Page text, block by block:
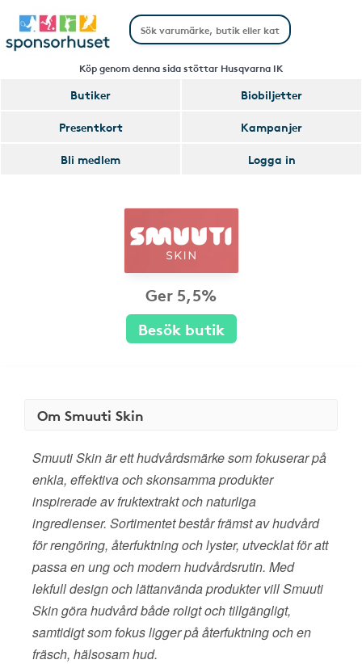
Köp genom denna sida stöttar Husqvarna IK
Butiker
Biobiljetter
Presentkort
Kampanjer
Bli medlem
Logga in
Ger 5,5%
Besök butik
Om Smuuti Skin
Smuuti Skin är ett hudvårdsmärke som fokuserar på
enkla, effektiva och skonsamma produkter
inspirerade av fruktextrakt och naturliga
ingredienser. Sortimentet består främst av hudvård
för rengöring, återfuktning och lyster, utvecklat för att
passa en ung och modern hudvårdsrutin. Med
lekfull design och lättanvända produkter vill Smuuti
Skin göra hudvård både roligt och tillgängligt,
samtidigt som fokus ligger på återfuktning och en
fräsch, hälsosam hud.